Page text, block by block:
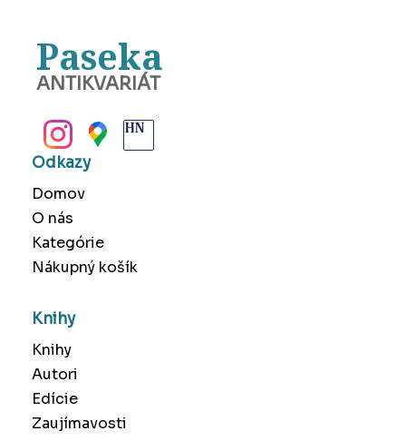
Paseka
ANTIKVARIÁT
Odkazy
Domov
O nás
Kategórie
Nákupný košík
Knihy
Knihy
Autori
Edície
Zaujímavosti